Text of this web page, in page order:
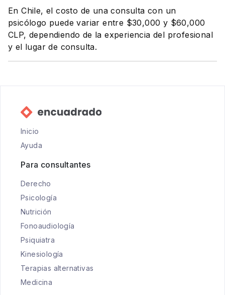
En Chile, el costo de una consulta con un
psicólogo puede variar entre $30,000 y $60,000
CLP, dependiendo de la experiencia del profesional
y el lugar de consulta.
Inicio
Ayuda
Para consultantes
Derecho
Psicología
Nutrición
Fonoaudiología
Psiquiatra
Kinesiología
Terapias alternativas
Medicina